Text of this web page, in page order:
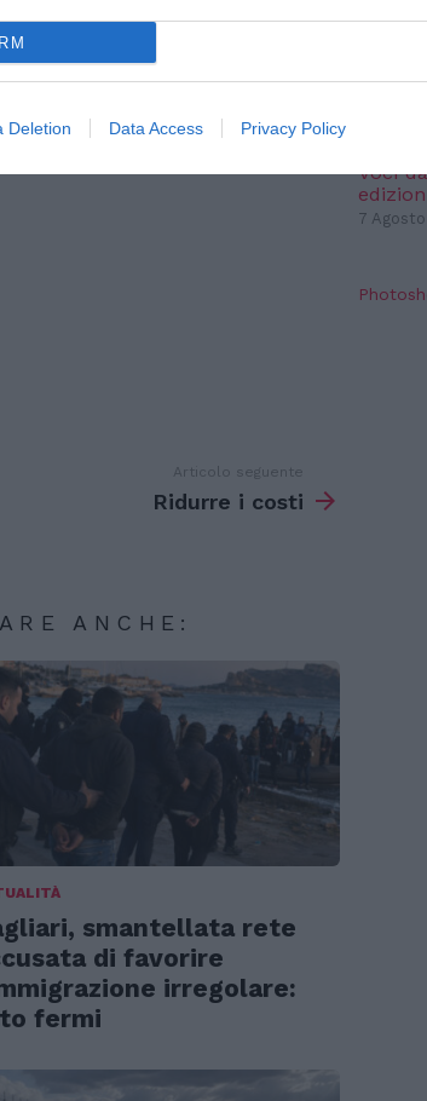
Deletion Data Access Privacy Policy
Articolo seguente
Ridurre i costi
ANCHE:
smantellata rete
di favorire
irregolare:
fermi
Voci
7